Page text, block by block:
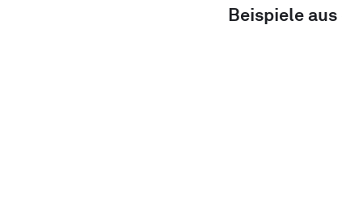
Beispiele